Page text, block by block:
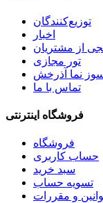
توزیع‌کنندگان
اخبار
از مشتریان
تور مجازی
نما آذرخش
تماس با ما
فروشگاه اینترنتی
فروشگاه
حساب کاربری
سبد خرید
تسویه حساب
و مقررات